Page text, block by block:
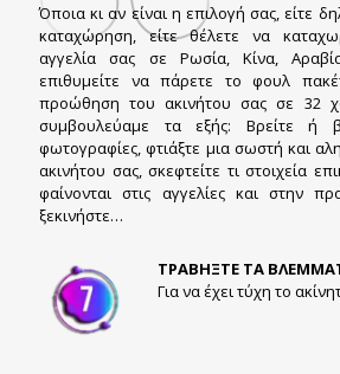
Όποια κι αν είναι η επιλογή σας, είτε
καταχώρηση, είτε θέλετε να
αγγελία σας σε Ρωσία, Κίνα,
επιθυμείτε να πάρετε το φουλ
προώθηση του ακινήτου σας σε 32
συμβουλεύαμε τα εξής: Βρείτε ή
φωτογραφίες, φτιάξτε μια σωστή και
ακινήτου σας, σκεφτείτε τι στοιχεία
φαίνονται στις αγγελίες και στην
ξεκινήστε…
ΤΡΑΒΗΞΤΕ ΤΑ
Για να έχει τύχη το